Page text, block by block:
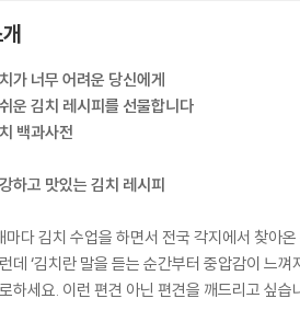
가 너무 어려운 당신에게
운 김치 레시피를 선물합니다
백과사전
하고 맛있는 김치 레시피
마다 김치 수업을 하면서 전국 각지에서 찾아
데 ‘김치란 말을 듣는 순간부터 중압감이 느껴
하세요. 이런 편견 아닌 편견을 깨드리고 싶